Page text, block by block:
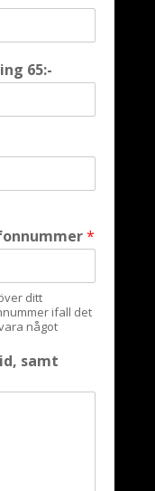
65:-
*
ditt
ifall det
något
samt